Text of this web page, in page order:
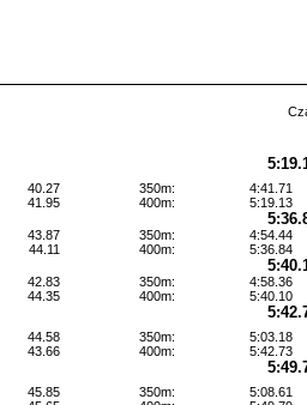
40.27
41.95
350m:
400m:
4:41.71
5:19.13
43.87
44.11
350m:
400m:
4:54.44
5:36.84
42.83
44.35
350m:
400m:
4:58.36
5:40.10
44.58
43.66
350m:
400m:
5:03.18
5:42.73
45.85
350m:
5:08.61